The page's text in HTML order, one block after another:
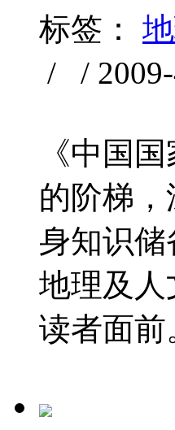
标签：
/ /
《中国
的阶梯
身知识
地理及
读者面前